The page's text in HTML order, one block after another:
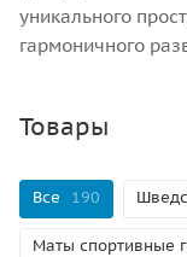
уникального
гармоничного
Товары
Все 190
Маты спортивные